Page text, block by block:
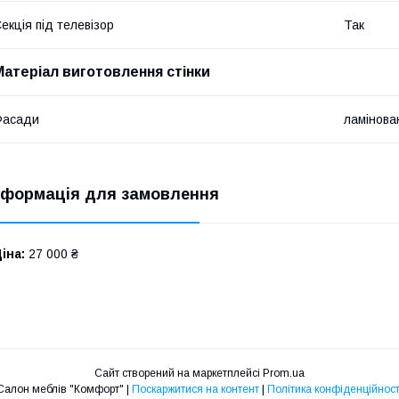
під телевізор Так
виготовлення стінки
для замовлення
27 000 ₴
Сайт створений на маркетплейсі Prom.ua
Салон меблів "Комфорт" | Поскаржитися на контент | Політика